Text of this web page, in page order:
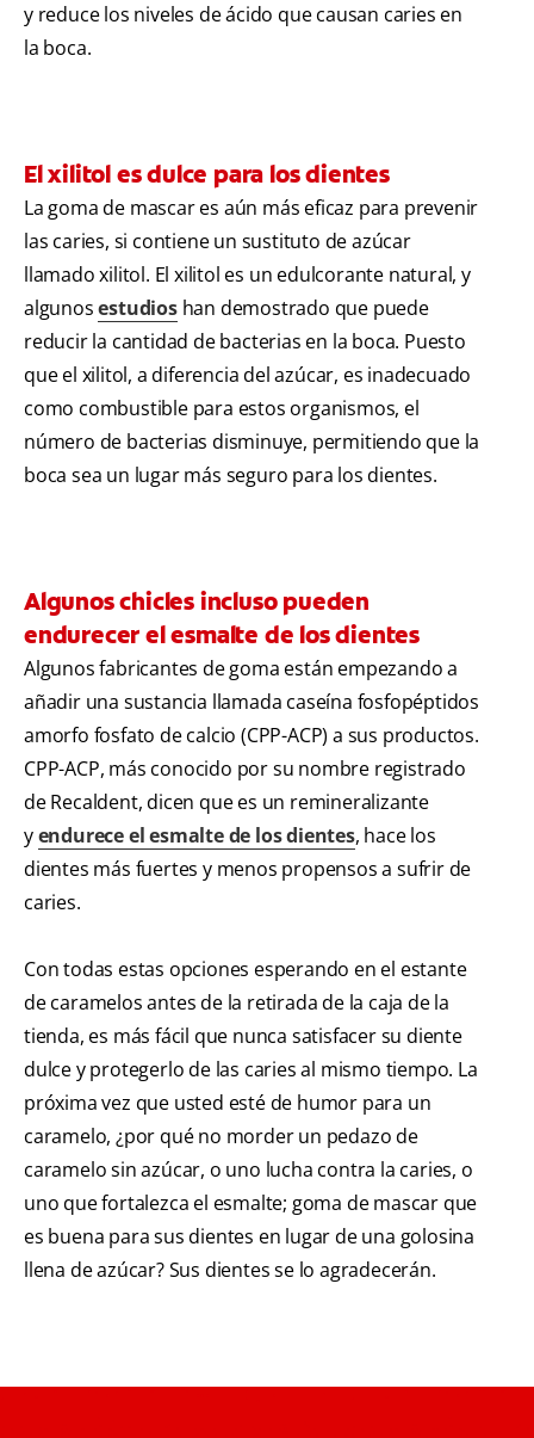
y reduce los niveles de ácido que causan caries en
la boca.
El xilitol es dulce para los dientes
La goma de mascar es aún más eficaz para prevenir
las caries, si contiene un sustituto de azúcar
llamado xilitol. El xilitol es un edulcorante natural, y
algunosestudioshan demostrado que puede
reducir la cantidad de bacterias en la boca. Puesto
que el xilitol, a diferencia del azúcar, es inadecuado
como combustible para estos organismos, el
número de bacterias disminuye, permitiendo que la
boca sea un lugar más seguro para los dientes.
Algunos chicles incluso pueden
endurecer el esmalte de los dientes
Algunos fabricantes de goma están empezando a
añadir una sustancia llamada caseína fosfopéptidos
amorfo fosfato de calcio (CPP-ACP) a sus productos.
CPP-ACP, más conocido por su nombre registrado
de Recaldent, dicen que es un remineralizante
yendurece el esmalte de los dientes, hace los
dientes más fuertes y menos propensos a sufrir de
caries.
Con todas estas opciones esperando en el estante
de caramelos antes de la retirada de la caja de la
tienda, es más fácil que nunca satisfacer su diente
dulce y protegerlo de las caries al mismo tiempo. La
próxima vez que usted esté de humor para un
caramelo, ¿por qué no morder un pedazo de
caramelo sin azúcar, o uno lucha contra la caries, o
uno que fortalezca el esmalte; goma de mascar que
es buena para sus dientes en lugar de una golosina
llena de azúcar? Sus dientes se lo agradecerán.